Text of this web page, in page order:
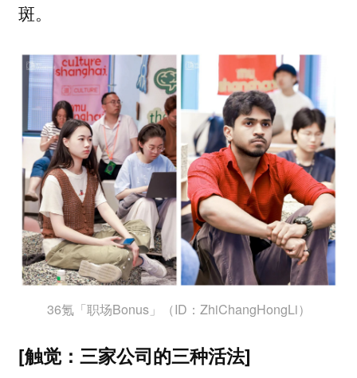
斑。
36氪「职场Bonus」（ID：ZhiChangHongLi）
[触觉：三家公司的三种活法]